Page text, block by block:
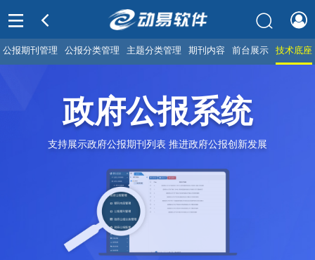
公报期刊管理 公报分类管理 主题分类管理 期刊内容 前台展示 技术底座
政府公报系统
支持展示政府公报期刊列表 推进政府公报创新发展